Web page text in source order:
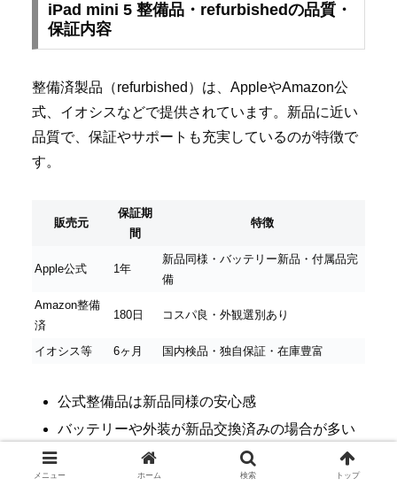
iPad mini 5 整備品・refurbishedの品質・
保証内容
整備済製品（refurbished）は、AppleやAmazon公
式、イオシスなどで提供されています。新品に近い
品質で、保証やサポートも充実しているのが特徴で
す。
販売元
保証期
間
特徴
Apple公式 1年
新品同様・バッテリー新品・付属品完
備
Amazon整備
済
180日 コスパ良・外観選別あり
イオシス等 6ヶ月 国内検品・独自保証・在庫豊富
公式整備品は新品同様の安心感
バッテリーや外装が新品交換済みの場合が多い
保証書・返品対応も明記されており、トラブル
メニュー ホーム 検索 トップ